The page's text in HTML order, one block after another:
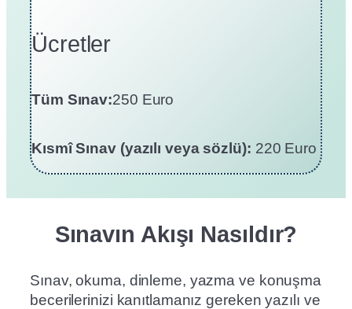
Ücretler
Tüm Sınav:250 Euro
Kısmî Sınav (yazılı veya sözlü): 220 Euro
Sınavın Akışı Nasıldır?
Sınav, okuma, dinleme, yazma ve konuşma
becerilerinizi kanıtlamanız gereken yazılı ve